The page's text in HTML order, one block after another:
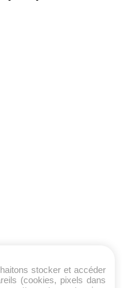
stocker et accéder
(cookies, pixels dans